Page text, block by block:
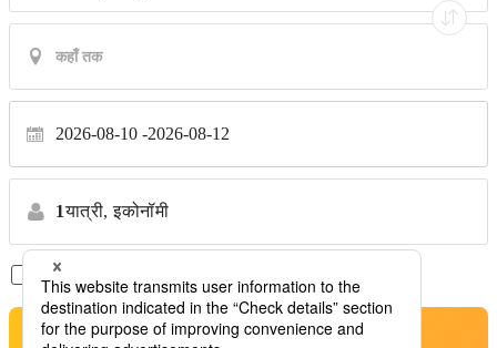
2026-08-10 2026-08-12
1यात्री, इकोनॉमी
सिर्फ़ डायरेक्ट फ़्लाइट *कोई स्थानांतरण नहीं
खोजें